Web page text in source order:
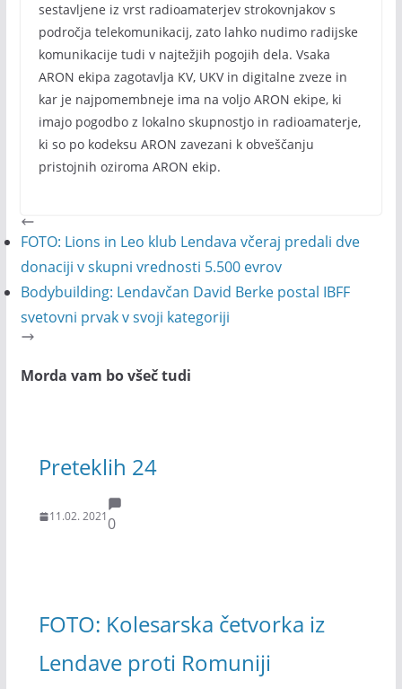
sestavljene iz vrst radioamaterjev strokovnjakov s
področja telekomunikacij, zato lahko nudimo radijske
komunikacije tudi v najtežjih pogojih dela. Vsaka
ARON ekipa zagotavlja KV, UKV in digitalne zveze in
kar je najpomembneje ima na voljo ARON ekipe, ki
imajo pogodbo z lokalno skupnostjo in radioamaterje,
ki so po kodeksu ARON zavezani k obveščanju
pristojnih oziroma ARON ekip.
FOTO: Lions in Leo klub Lendava včeraj predali dve
donaciji v skupni vrednosti 5.500 evrov
Bodybuilding: Lendavčan David Berke postal IBFF
svetovni prvak v svoji kategoriji
Morda vam bo všeč tudi
Preteklih 24
11.02. 20210
FOTO: Kolesarska četvorka iz
Lendave proti Romuniji